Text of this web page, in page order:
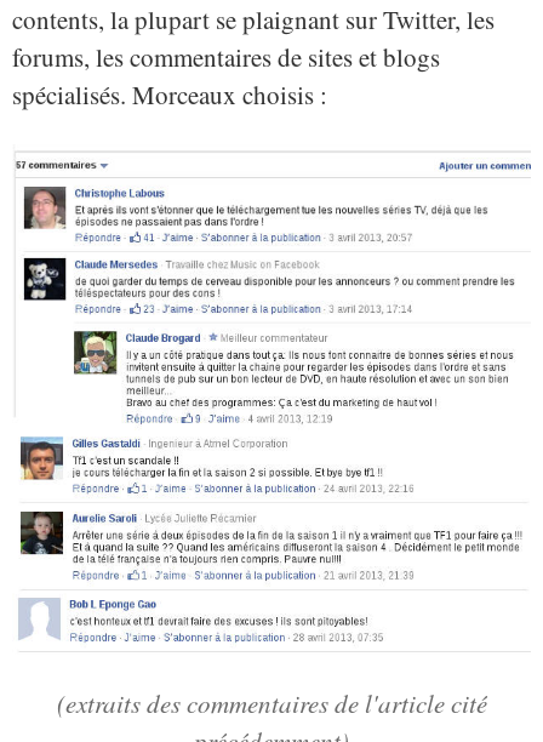
contents, la plupart se plaignant sur Twitter, les
forums, les commentaires de sites et blogs
spécialisés. Morceaux choisis :
(extraits des commentaires de l'article cité